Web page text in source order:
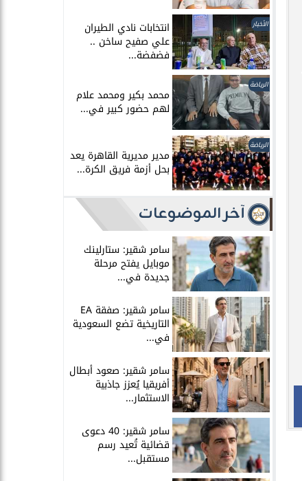
الأخبار انتخابات نادي الطيران
علي صفيح ساخن ..
فضفضة...
الرياضة
محمد بكير ومحمد علام
لهم حضور كبير في...
الرياضة
مدير مديرية القاهرة يعد
بحل أزمة فريق الكرة...
آخر الموضوعات
سامر شقير: ستارلينك
موبايل يفتح مرحلة
جديدة في...
سامر شقير: صفقة EA
التاريخية تضع السعودية
في...
سامر شقير: صعود أبطال
أفريقيا يُعزز جاذبية
الاستثمار...
سامر شقير: 40 دعوى
قضائية تُعيد رسم
مستقبل...